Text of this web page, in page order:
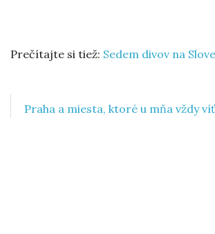
Prečítajte si tiež: Sedem divov na
Praha a miesta, ktoré u mňa vždy